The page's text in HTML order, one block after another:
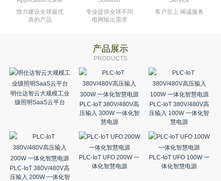
致力建设全球最优
质的产品
专业提供全球不同
电网输出需求
客户至上 竭诚服务
产品展示
PRODUCTS
明仕达智云大规模工业
级照明SaaS云平台
PLC-IoT 380V/480V高
压输入 300W 一体化智
慧电源
PLC-IoT 380V/480V高
压输入 100W 一体化智
慧电源
PLC-IoT 380V/480V高
压输入 200W 一体化智
PLC-IoT UFO 200W 一
体化智慧电源
PLC-IoT UFO 100W 一
体化智慧电源